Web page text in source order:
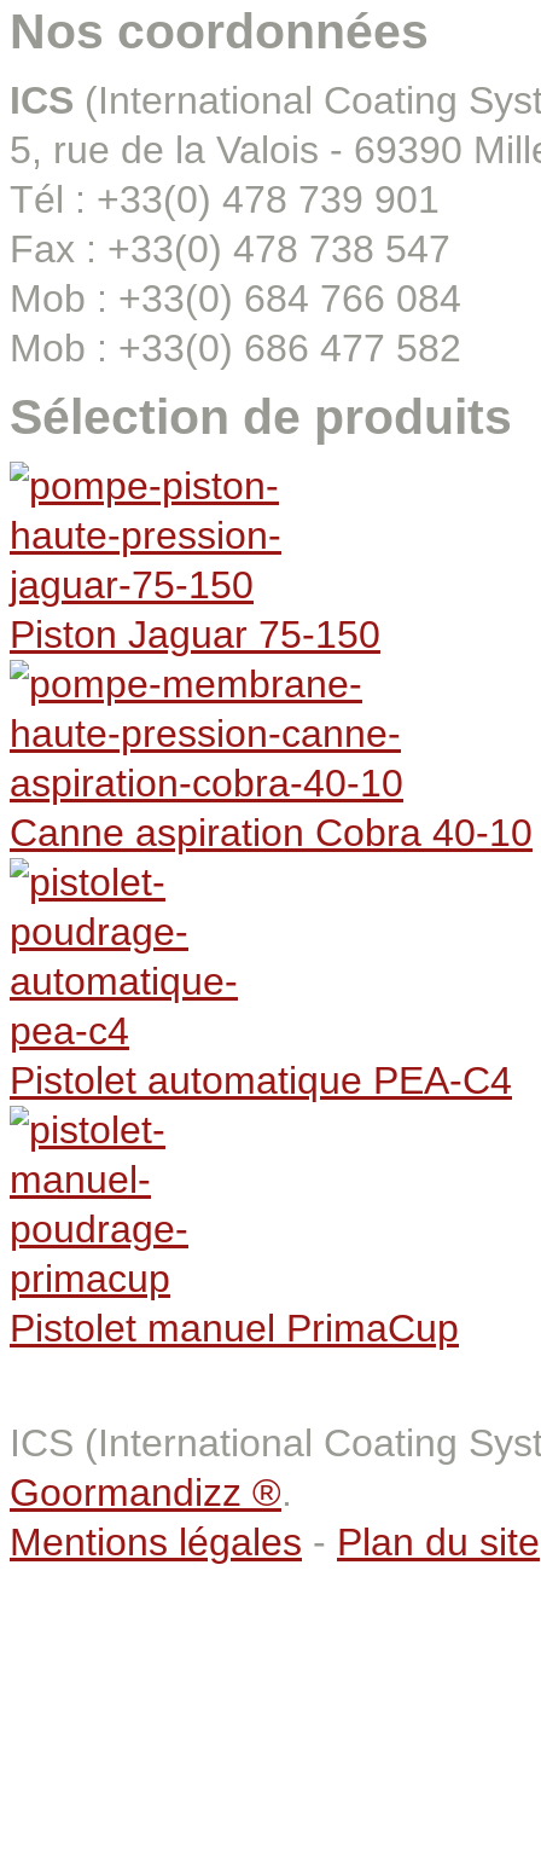
Nos coordonnées
ICS (International Coating
5, rue de la Valois - 69390
Tél : +33(0) 478 739 901
Fax : +33(0) 478 738 547
Mob : +33(0) 684 766 084
Mob : +33(0) 686 477 582
Sélection de produits
Piston Jaguar 75-150
Canne aspiration Cobra 40-10
Pistolet automatique PEA-C4
Pistolet manuel PrimaCup
ICS (International Coating
Goormandizz ®.
Mentions légales - Plan du site